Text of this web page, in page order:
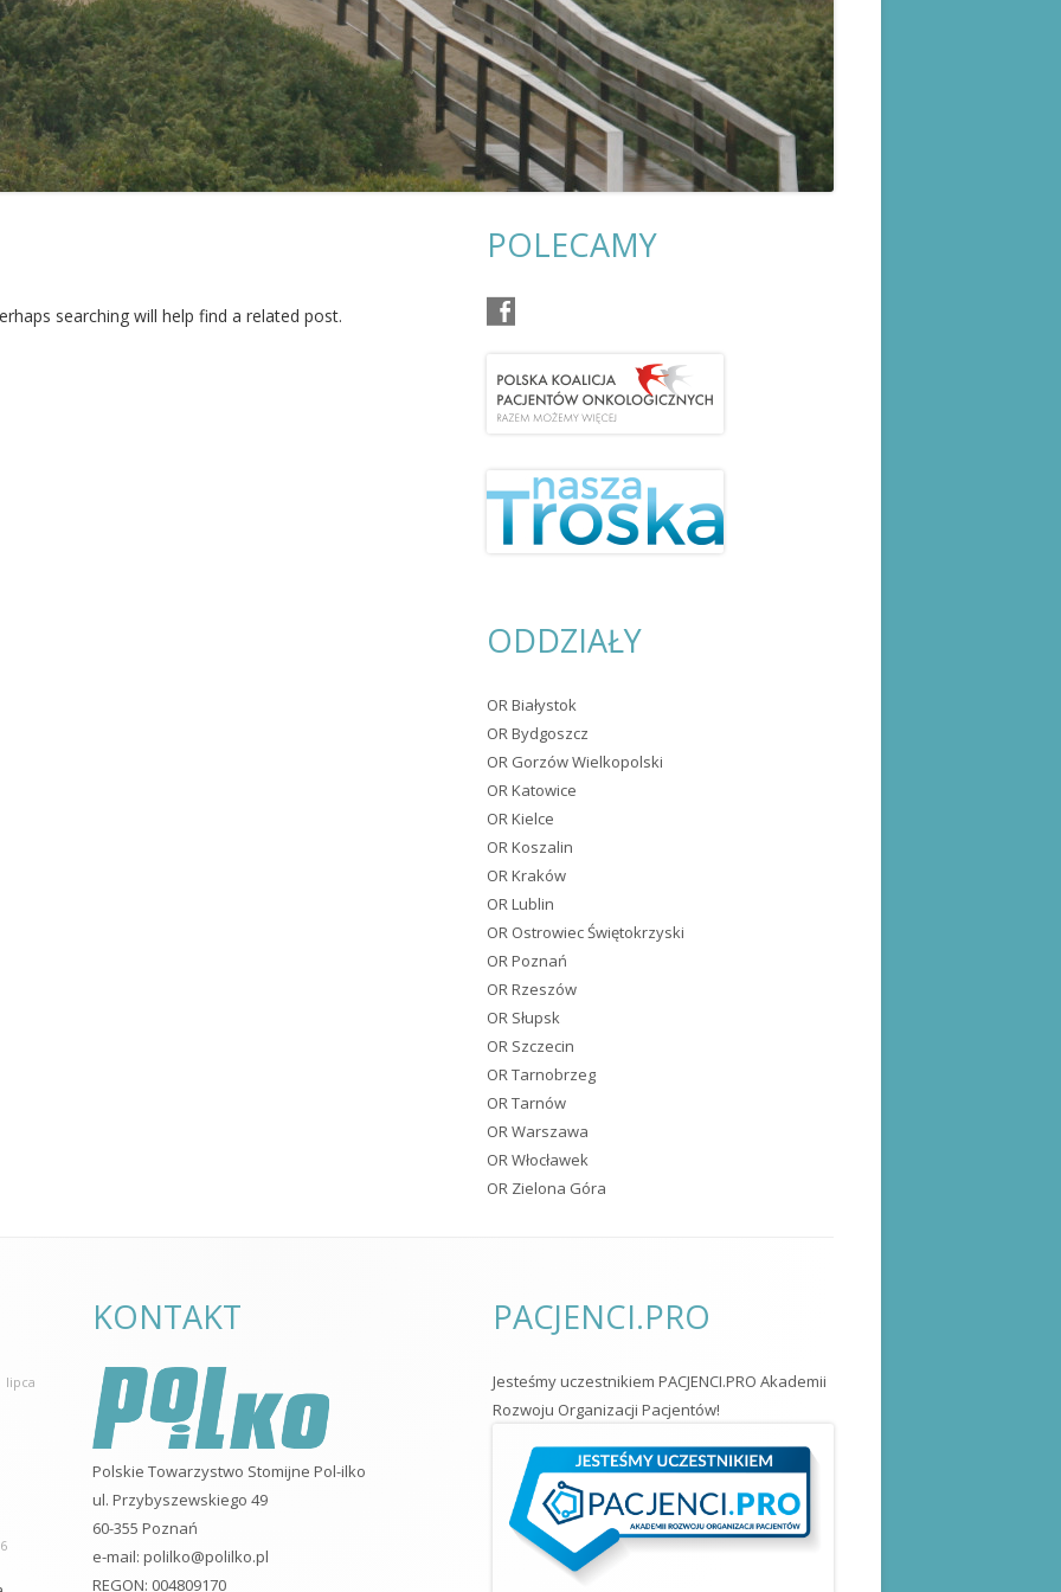
POŻEGNANIA OR KRAKÓW
OR KOSZALIN
OR LUBLIN
OR OSTROWIEC ŚWIĘTOKRZYSKI
OR SŁUPSK
searching will help find a related post.
POLECAMY
ODDZIAŁY
OR Białystok
OR Bydgoszcz
OR Gorzów Wielkopolski
OR Katowice
OR Kielce
OR Koszalin
OR Kraków
OR Lublin
OR Ostrowiec Świętokrzyski
OR Poznań
OR Rzeszów
OR Słupsk
OR Szczecin
OR Tarnobrzeg
OR Tarnów
OR Warszawa
OR Włocławek
OR Zielona Góra
lipca
KONTAKT
Polskie Towarzystwo Stomijne Pol-ilko
ul. Przybyszewskiego 49
60-355 Poznań
e-mail:polilko@polilko.pl
REGON: 004809170
PACJENCI.PRO
Jesteśmy uczestnikiem PACJENCI.PRO Akademii
Rozwoju Organizacji Pacjentów!